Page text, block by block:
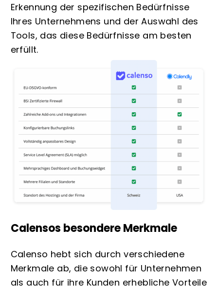
Erkennung der spezifischen Bedürfnisse
Ihres Unternehmens und der Auswahl des
Tools, das diese Bedürfnisse am besten
erfüllt.
Calensos besondere Merkmale
Calenso hebt sich durch verschiedene
Merkmale ab, die sowohl für Unternehmen
als auch für ihre Kunden erhebliche Vorteile